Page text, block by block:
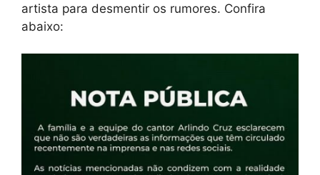
artista para desmentir os rumores. Confira
abaixo: